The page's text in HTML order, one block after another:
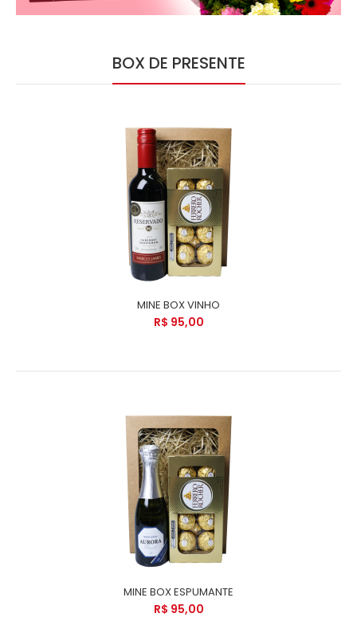
BOX DE PRESENTE
MINE BOX VINHO
R$ 95,00
MINE BOX ESPUMANTE
R$ 95,00